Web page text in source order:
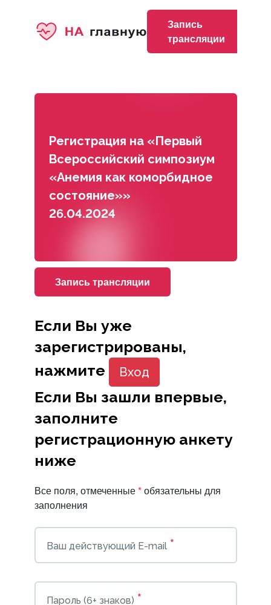
Запись
трансляции
Регистрация на «Первый
Всероссийский симпозиум
«Анемия как коморбидное
состояние»»
26.04.2024
Запись трансляции
Если Вы уже
зарегистрированы,
нажмите
Вход
Если Вы зашли впервые,
заполните
регистрационную анкету
ниже
Все поля, отмеченные*обязательны для
заполнения
Ваш действующий E-mail *
Пароль (6+ знаков) *